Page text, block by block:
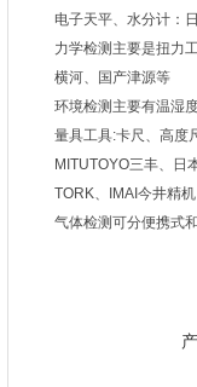
电子天平、水分计：
力学检测主要是扭力
横河、国产津源等
环境检测主要有温湿
量具工具:卡尺、高度
MITUTOYO三丰、日
TORK、IMAI今井精
气体检测可分便携式